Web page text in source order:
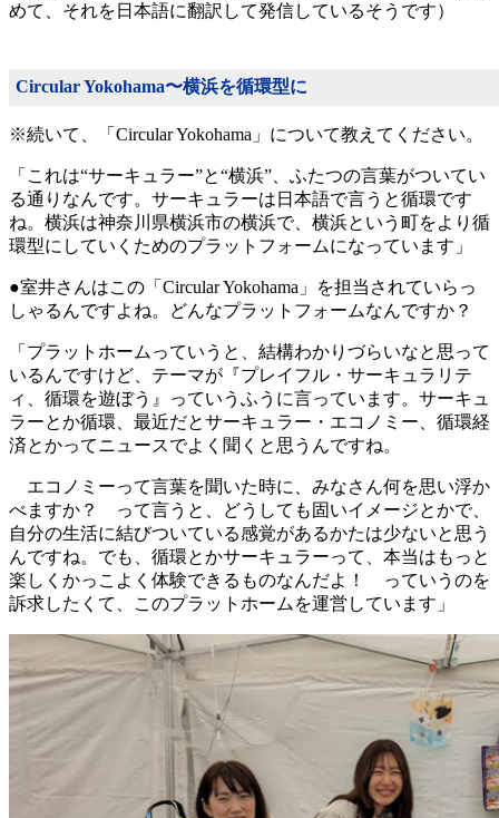
めて、それを日本語に翻訳して発信しているそうです）
Circular Yokohama〜横浜を循環型に
※続いて、「Circular Yokohama」について教えてください。
「これは“サーキュラー”と“横浜”、ふたつの言葉がついてい
る通りなんです。サーキュラーは日本語で言うと循環です
ね。横浜は神奈川県横浜市の横浜で、横浜という町をより循
環型にしていくためのプラットフォームになっています」
●室井さんはこの「Circular Yokohama」を担当されていらっ
しゃるんですよね。どんなプラットフォームなんですか？
「プラットホームっていうと、結構わかりづらいなと思って
いるんですけど、テーマが『プレイフル・サーキュラリテ
ィ、循環を遊ぼう』っていうふうに言っています。サーキュ
ラーとか循環、最近だとサーキュラー・エコノミー、循環経
済とかってニュースでよく聞くと思うんですね。
エコノミーって言葉を聞いた時に、みなさん何を思い浮か
べますか？ って言うと、どうしても固いイメージとかで、
自分の生活に結びついている感覚があるかたは少ないと思う
んですね。でも、循環とかサーキュラーって、本当はもっと
楽しくかっこよく体験できるものなんだよ！ っていうのを
訴求したくて、このプラットホームを運営しています」